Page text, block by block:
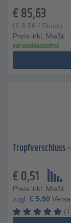
€85,63
(€ 8,56 / Stück)
Preis inkl. MwSt.
versandkostenfrei
Tropfverschluss
€0,51
Preis inkl. MwSt.
zzgl. € 5,90